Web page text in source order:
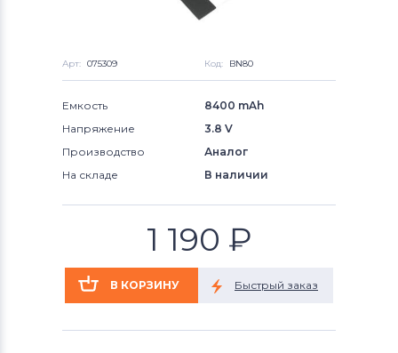
Арт: 075309 Код: BN80
Емкость
8400 mAh
Напряжение
3.8 V
Производство
Аналог
На складе
В наличии
1 190 ₽